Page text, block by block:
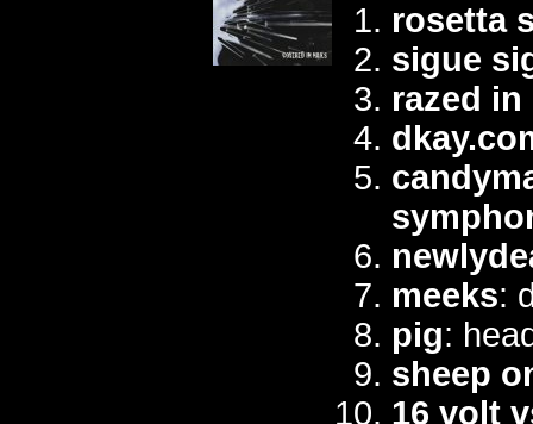
rosetta
sigue
razed in
meeks:
pig:
sheep
16 volt